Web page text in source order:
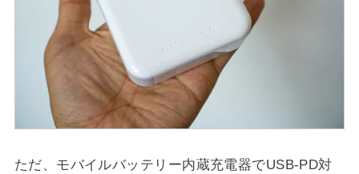
ただ、モバイルバッテリー内蔵充電器でUSB-PD対